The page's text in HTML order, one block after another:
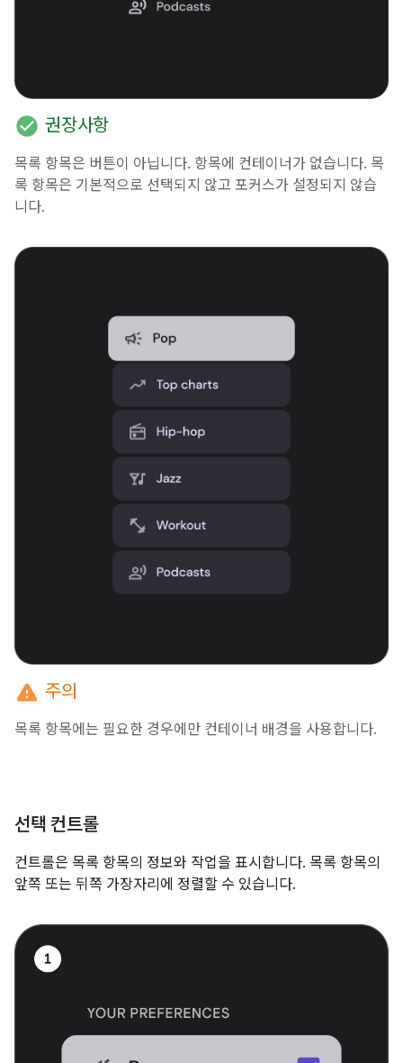
check_circle 권장사항
목록 항목은 버튼이 아닙니다. 항목에 컨테이너가 없습니다. 목
록 항목은 기본적으로 선택되지 않고 포커스가 설정되지 않습
니다.
warning 주의
목록 항목에는 필요한 경우에만 컨테이너 배경을 사용합니다.
선택 컨트롤
컨트롤은 목록 항목의 정보와 작업을 표시합니다. 목록 항목의
앞쪽 또는 뒤쪽 가장자리에 정렬할 수 있습니다.